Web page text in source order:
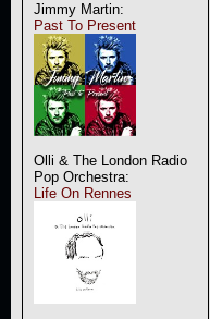
Jimmy Martin:
Past To Present
Olli & The London Radio
Pop Orchestra:
Life On Rennes